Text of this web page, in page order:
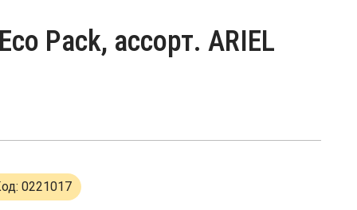
Pack, ассорт. ARIEL
0221017